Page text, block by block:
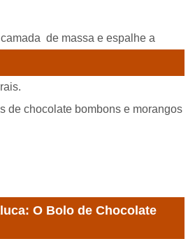
de massa e espalhe a
de chocolate bombons e morangos
O Bolo de Chocolate